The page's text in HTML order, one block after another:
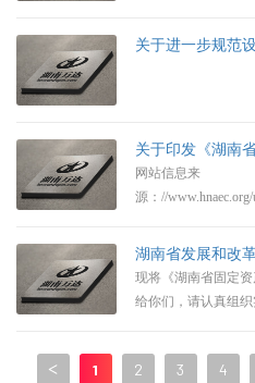
网站信息来
源：//
现将《湖南省固定
给你们，请认真组织
< 1 2 3 4